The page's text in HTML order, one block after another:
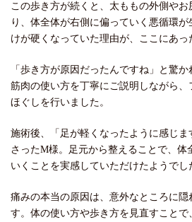
この歩き方が続くと、太ももの外側や
り、体全体が右側に偏っていく悪循環
けが硬くなっていた理由が、ここにあっ
「歩き方が原因だったんですね」と驚
筋肉の使い方を丁寧にご説明しながら
ほぐしを行いました。
施術後、「足が軽くなったように感じ
さったM様。足元から整えることで、体
いくことを実感していただけたようでし
痛みの本当の原因は、意外なところに隠
す。体の使い方や歩き方を見直すこと